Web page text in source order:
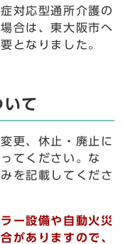
対応型通所介護の
合は、東大阪市へ
となりました。
て
更、休止・廃止に
てください。な
を記載してくださ
ー設備や自動火災
がありますので、